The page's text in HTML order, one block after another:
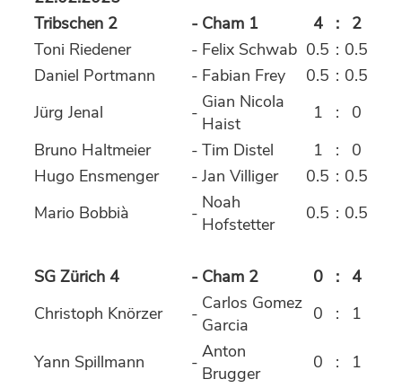
Tribschen 2
- Cham 1 4 :
2
Toni Riedener
- Felix Schwab 0.5 : 0.5
Daniel Portmann
- Fabian Frey 0.5 : 0.5
Jürg Jenal
- Gian Nicola
Haist
1 :
0
Bruno Haltmeier
- Tim Distel 1 :
0
Hugo Ensmenger
- Jan Villiger 0.5 : 0.5
Mario Bobbià
- Noah
Hofstetter
0.5 : 0.5
SG Zürich 4 - Cham 2 0 :
4
Christoph Knörzer
- Carlos Gomez
Garcia
0 : 1
Yann Spillmann - Anton
Brugger
0 : 1